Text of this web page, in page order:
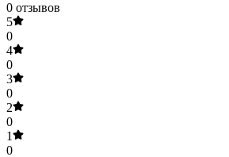
0 отзывов
5
0
4
0
3
0
2
0
1
0